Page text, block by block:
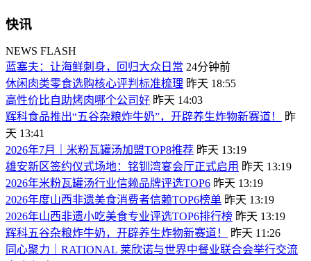
快讯
NEWS FLASH
蓝塞夫：让海鲜刺身，回归大众日常 24分钟前
休闲肉类零食选购核心评判标准梳理 昨天 18:55
高性价比自助烤肉哪个公司好 昨天 14:03
辉科食品推出“五谷杂粮炸牛奶”，开辟养生炸物新赛道！
昨
天 13:41
2026年7月｜米粉瓦罐汤加盟TOP8推荐 昨天 13:19
雄安新区签约仪式场地：铭钏湾宴会厅正式启用 昨天 13:19
2026年米粉瓦罐汤行业信赖品牌评选TOP6 昨天 13:19
2026年度山西非遗美食消费者信赖TOP6榜单 昨天 13:19
2026年山西非遗小吃美食专业评选TOP6排行榜 昨天 13:19
辉科五谷杂粮炸牛奶，开辟养生炸物新赛道！
昨天 11:26
同心聚力｜RATIONAL 莱欣诺与世界中餐业联合会举行交流